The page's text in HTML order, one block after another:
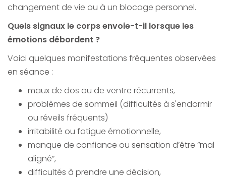
changement de vie ou à un blocage personnel.
Quels signaux le corps envoie-t-il lorsque les
émotions débordent ?
Voici quelques manifestations fréquentes observées
en séance :
maux de dos ou de ventre récurrents,
problèmes de sommeil (difficultés à s'endormir
ou réveils fréquents)
irritabilité ou fatigue émotionnelle,
manque de confiance ou sensation d’être “mal
aligné”,
difficultés à prendre une décision,